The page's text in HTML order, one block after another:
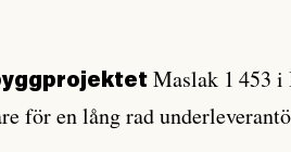
Maslak 1 453 i
för en lång rad